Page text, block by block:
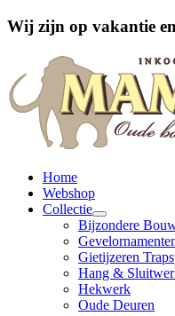
Wij zijn op vakantie
Home
Webshop
Collectie
Bijzondere
Gietijzeren
Hang &
Hekwerk
Oude Deuren